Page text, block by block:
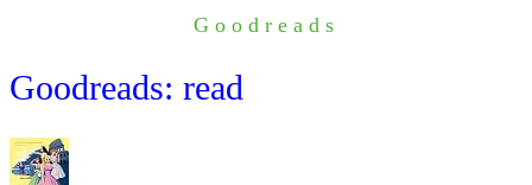
Goodreads
Goodreads: read